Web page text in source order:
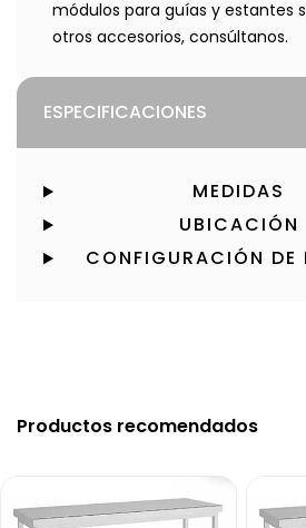
módulos para guías y estantes
otros accesorios, consúltanos.
ESPECIFICACIONES
MEDIDAS
UBICACIÓN
CONFIGURACIÓN DE
Productos recomendados